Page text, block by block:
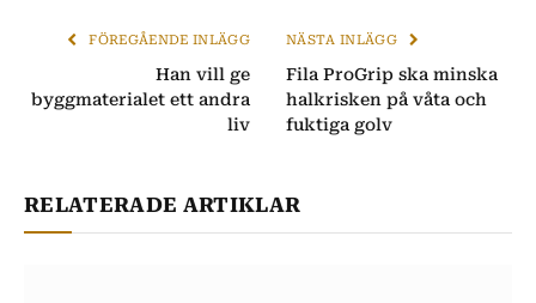
FÖREGÅENDE INLÄGG
​​Han vill ge
byggmaterialet ett andra
liv
NÄSTA INLÄGG
Fila ProGrip ska minska
halkrisken på våta och
fuktiga golv
RELATERADE ARTIKLAR